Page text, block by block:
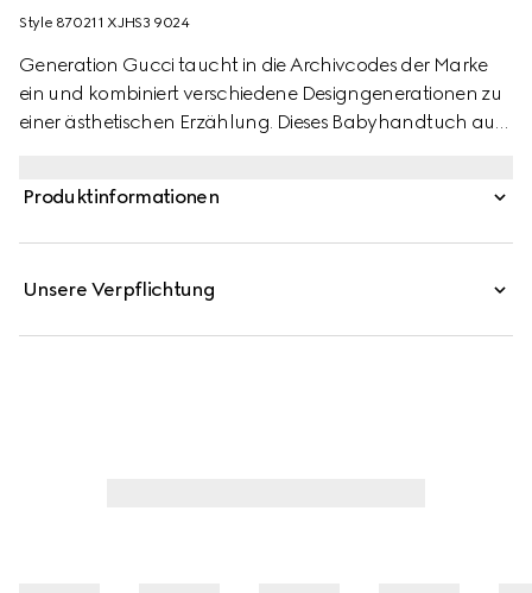
Style ‎870211 XJHS3 9024
Generation Gucci taucht in die Archivcodes der Marke
ein und kombiniert verschiedene Designgenerationen zu
einer ästhetischen Erzählung. Dieses Babyhandtuch aus
Produktinformationen
Unsere Verpflichtung